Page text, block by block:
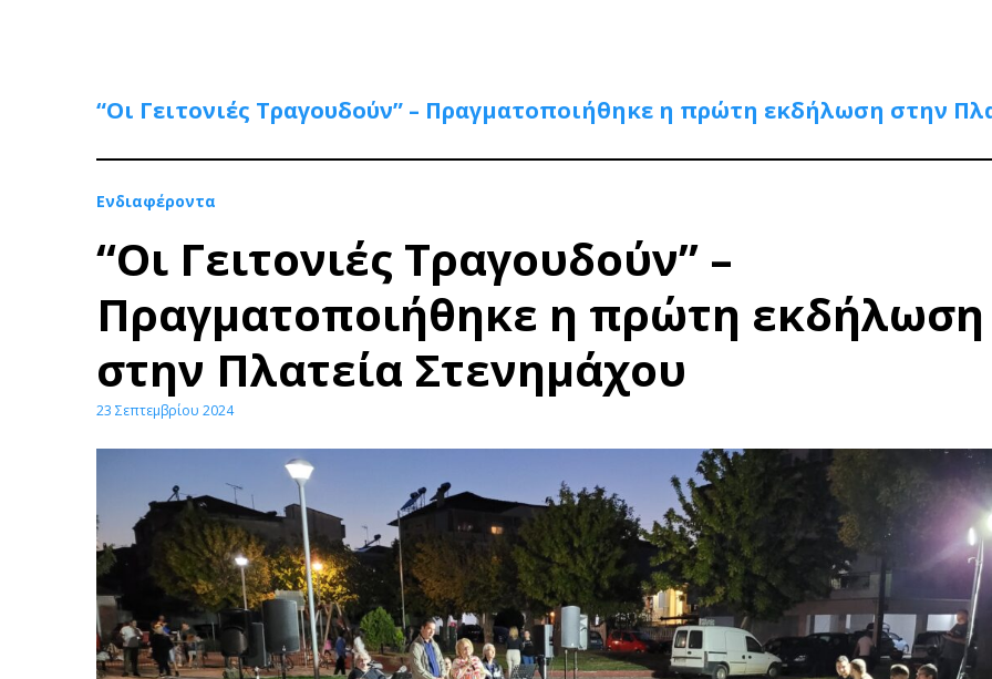
“Οι Γειτονιές Τραγουδούν” – Πραγματοποιήθηκε η πρώτη εκδήλωση στην
Ενδιαφέροντα
“Οι Γειτονιές Τραγουδούν” –
Πραγματοποιήθηκε η πρώτη εκδήλωση
στην Πλατεία Στενημάχου
23 Σεπτεμβρίου 2024